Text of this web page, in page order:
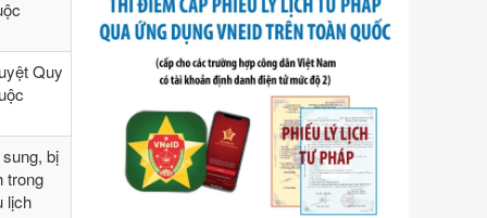
Quy
bị
trong
lịch
Số kí hiệu:292/2026/NĐ-CP
Tên: Nghị định số 292/2026/NĐ-CP
của Chính phủ: Quy định chi tiết một
số điều và biện pháp để tổ chức,
hướng dẫn thi hành Luật Quản lý
ngoại thương
Ngày ban hành: 21/07/2026
Số kí hiệu:105/2026/TT-BTC
Tên: Thông tư số 105/2026/TT-BTC